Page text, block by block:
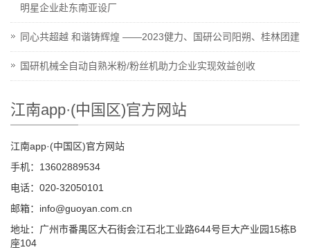
明星企业赴东南亚设厂
同心共超越 和谐铸辉煌 ——2023健力、国研公司阳朔、桂林团建
国研机械全自动自熟米粉/粉丝机助力企业实现效益创收
江南app·(中国区)官方网站
江南app·(中国区)官方网站
手机：13602889534
电话：020-32050101
邮箱：info@guoyan.com.cn
地址：广州市番禺区大石街会江石北工业路644号巨大产业园15栋B
座104